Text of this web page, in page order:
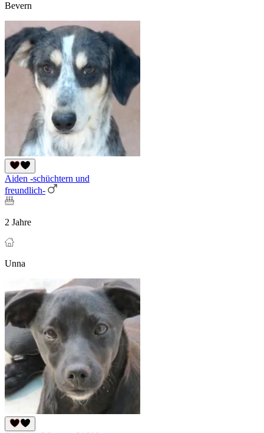
Bevern
Aiden -schüchtern und
freundlich-
2 Jahre
Unna